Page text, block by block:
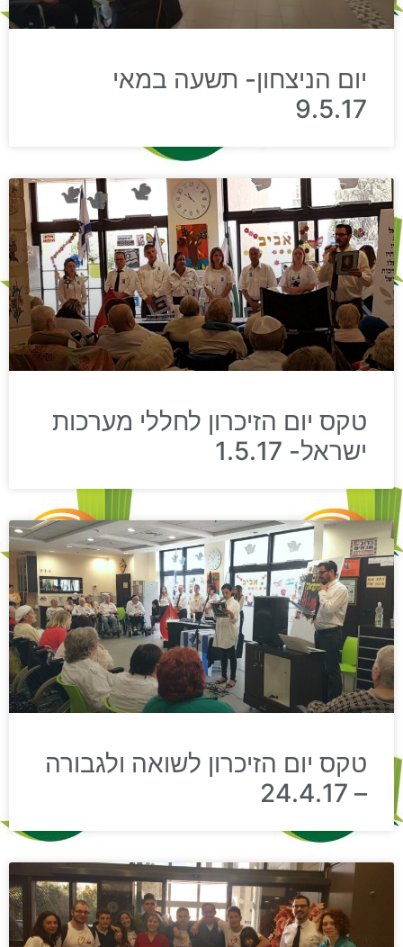
יום הניצחון- תשעה במאי
9.5.17
טקס יום הזיכרון לחללי מערכות
ישראל- 1.5.17
טקס יום הזיכרון לשואה ולגבורה
– 24.4.17